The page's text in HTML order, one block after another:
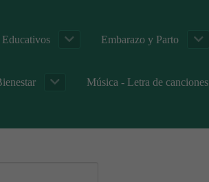
Educativos Embarazo y Parto
Música - Letra de canciones